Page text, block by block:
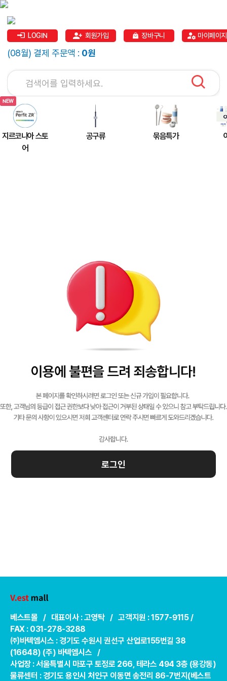
LOGIN 회원가입 장바구니 마이페이지
(08월) 결제 주문액 : 0원
지르코니아 스토
어
공구류 묶음특가
로그인
베스트몰 / 대표이사 : 고영탁 / 고객지원 : 1577-9115 /
FAX : 031-278-3288
㈜바텍엠시스 : 경기도 수원시 권선구 산업로155번길 38
(16648) (주) 바텍엠시스 /
사업장 : 서울특별시 마포구 토정로 266, 테라스 494 3층 (용강동)
물류센터 : 경기도 용인시 처인구 이동면 송전리 86-7번지(베스트